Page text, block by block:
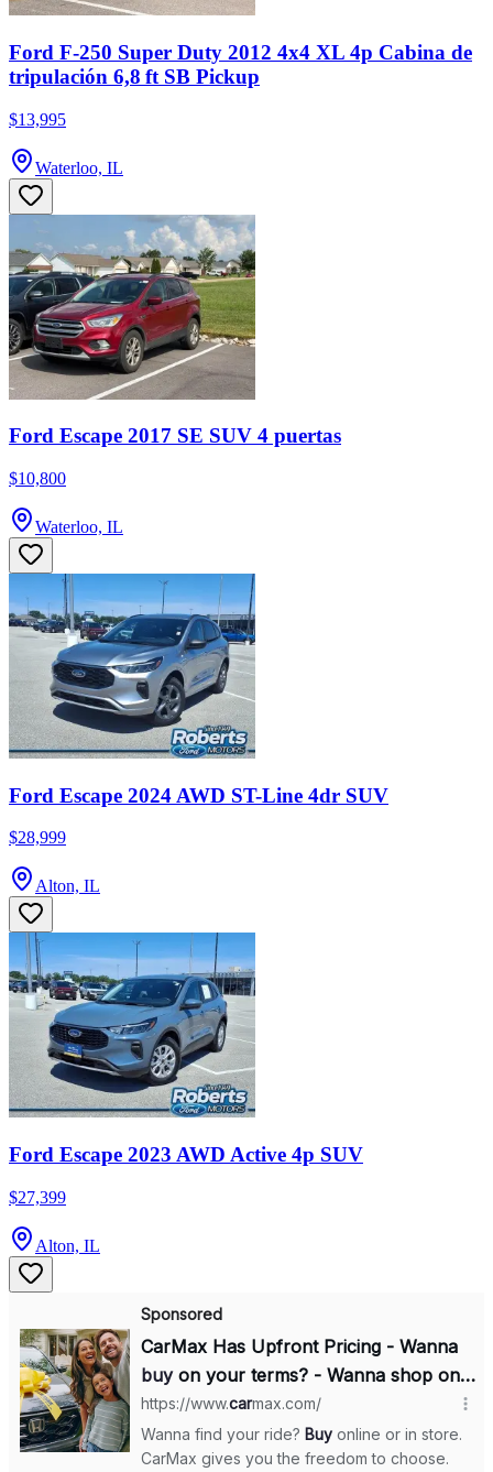
Ford F-250 Super Duty 2012 4x4 XL 4p Cabina de
tripulación 6,8 ft SB Pickup
$13,995
Waterloo, IL
Ford Escape 2017 SE SUV 4 puertas
$10,800
Waterloo, IL
Ford Escape 2024 AWD ST-Line 4dr SUV
$28,999
Alton, IL
Ford Escape 2023 AWD Active 4p SUV
$27,399
Alton, IL